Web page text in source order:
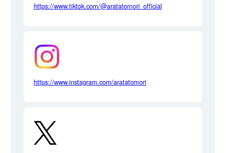
https://www.tiktok.com/@aratatomori_official
https://www.instagram.com/aratatomori